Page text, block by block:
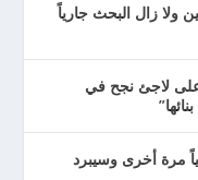
زال البحث جارياً
لاجئ نجح في
مرة أخرى وسيبرد